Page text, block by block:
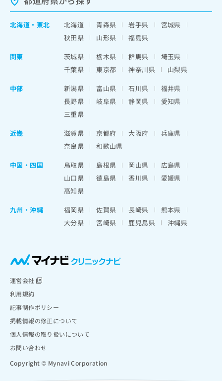
北海道 ・ 東北 北海道 青森県 岩手県
宮城県
秋田県
山形県
福島県
関東
茨城県 栃木県 群馬県
埼玉県
千葉県
東京都 神奈川県
山梨県
中部
新潟県 富山県 石川県
福井県
長野県
岐阜県 静岡県
愛知県
三重県
近畿
滋賀県 京都府 大阪府
兵庫県
奈良県
和歌山県
中国・四国
鳥取県 島根県 岡山県
広島県
山口県
徳島県 香川県
愛媛県
高知県
九州・沖縄
福岡県 佐賀県 長崎県
熊本県
大分県
宮崎県 鹿児島県 沖縄県
運営会社
利用規約
記事制作ポリシー
掲載情報の修正について
個人情報の取り扱いについて
お問い合わせ
Copyright © Mynavi Corporation